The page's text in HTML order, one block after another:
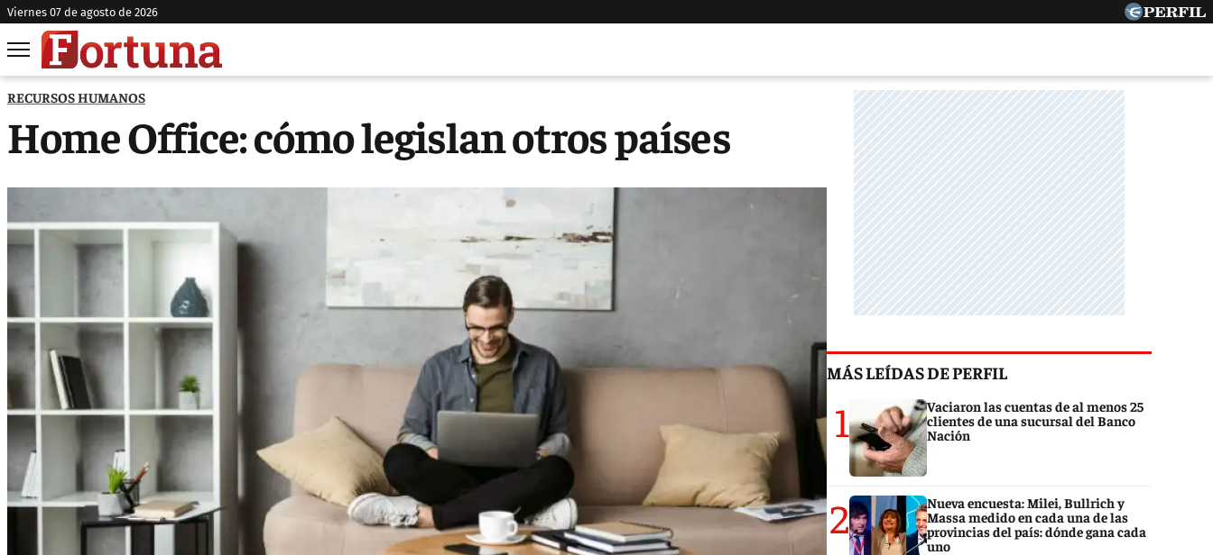
viernes 07 de agosto de 2026
RECURSOS HUMANOS
Home Office: cómo legislan otros países
MÁS LEÍDAS DE PERFIL
1
Vaciaron las cuentas de al menos 25
clientes de una sucursal del Banco
Nación
2
Nueva encuesta: Milei, Bullrich y
Massa medido en cada una de las
provincias del país: dónde gana cada
uno